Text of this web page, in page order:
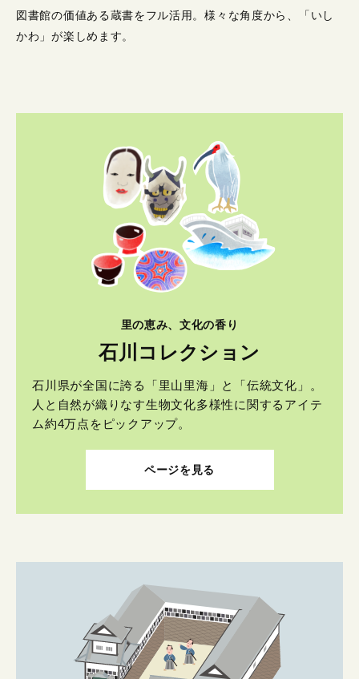
図書館の価値ある蔵書をフル活用。様々な角度から、「いし
かわ」が楽しめます。
里の恵み、文化の香り
石川コレクション
石川県が全国に誇る「里山里海」と「伝統文化」。
人と自然が織りなす生物文化多様性に関するアイテ
ム約4万点をピックアップ。
ページを見る